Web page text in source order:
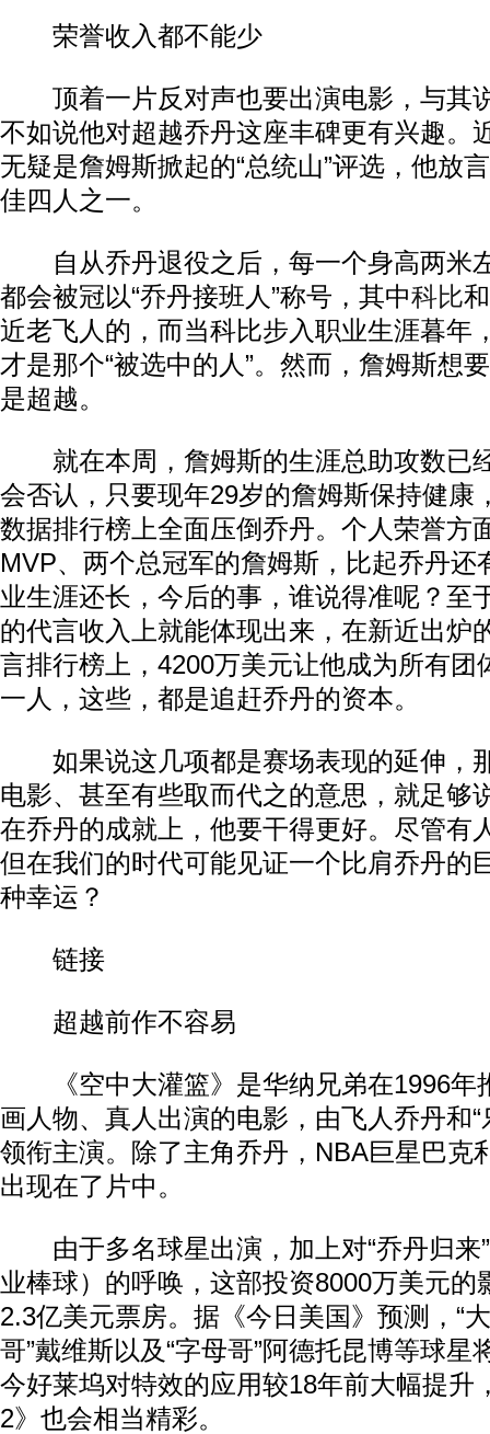
荣誉收入都不能少
顶着一片反对声也要出演电影，与其
不如说他对超越乔丹这座丰碑更有兴趣。
无疑是詹姆斯掀起的“总统山”评选，他放
佳四人之一。
自从乔丹退役之后，每一个身高两米
都会被冠以“乔丹接班人”称号，其中科比
近老飞人的，而当科比步入职业生涯暮年
才是那个“被选中的人”。然而，詹姆斯想
是超越。
就在本周，詹姆斯的生涯总助攻数已
会否认，只要现年29岁的詹姆斯保持健康
数据排行榜上全面压倒乔丹。个人荣誉方
MVP、两个总冠军的詹姆斯，比起乔丹还
业生涯还长，今后的事，谁说得准呢？至
的代言收入上就能体现出来，在新近出炉
言排行榜上，4200万美元让他成为所有团
一人，这些，都是追赶乔丹的资本。
如果说这几项都是赛场表现的延伸，
电影、甚至有些取而代之的意思，就足够
在乔丹的成就上，他要干得更好。尽管有
但在我们的时代可能见证一个比肩乔丹的
种幸运？
链接
超越前作不容易
《空中大灌篮》是华纳兄弟在1996年
画人物、真人出演的电影，由飞人乔丹和“
领衔主演。除了主角乔丹，NBA巨星巴克
出现在了片中。
由于多名球星出演，加上对“乔丹归来
业棒球）的呼唤，这部投资8000万美元的
2.3亿美元票房。据《今日美国》预测，“
哥”戴维斯以及“字母哥”阿德托昆博等球星
今好莱坞对特效的应用较18年前大幅提升
2》也会相当精彩。